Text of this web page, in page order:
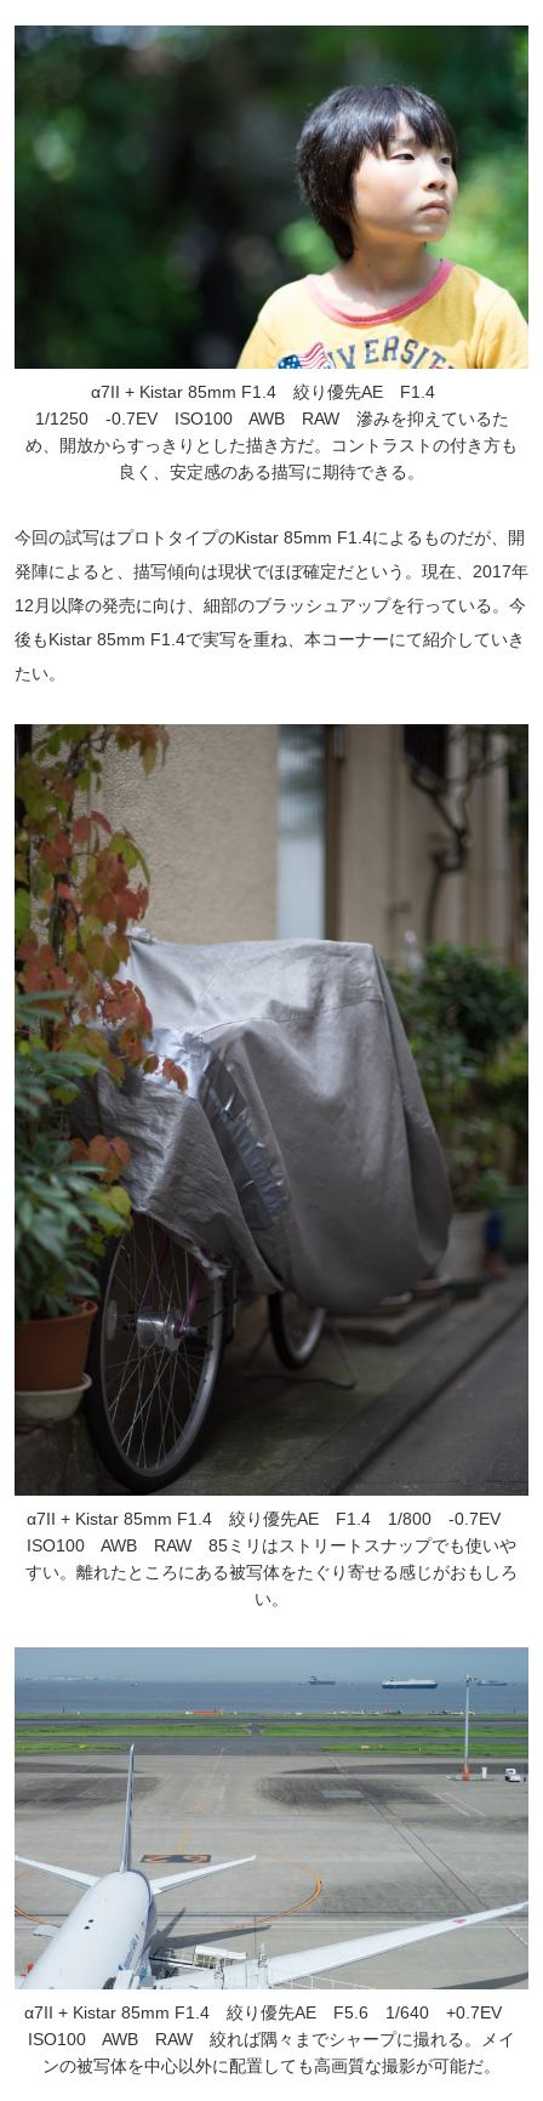
α7II + Kistar 85mm F1.4 絞り優先AE F1.4
1/1250 -0.7EV ISO100 AWB RAW 滲みを抑えているた
め、開放からすっきりとした描き方だ。コントラストの付き方も
良く、安定感のある描写に期待できる。
今回の試写はプロトタイプのKistar 85mm F1.4によるものだが、開
発陣によると、描写傾向は現状でほぼ確定だという。現在、2017年
12月以降の発売に向け、細部のブラッシュアップを行っている。今
後もKistar 85mm F1.4で実写を重ね、本コーナーにて紹介していき
たい。
α7II + Kistar 85mm F1.4 絞り優先AE F1.4 1/800 -0.7EV
ISO100 AWB RAW 85ミリはストリートスナップでも使いや
すい。離れたところにある被写体をたぐり寄せる感じがおもしろ
い。
α7II + Kistar 85mm F1.4 絞り優先AE F5.6 1/640 +0.7EV
ISO100 AWB RAW 絞れば隅々までシャープに撮れる。メイ
ンの被写体を中心以外に配置しても高画質な撮影が可能だ。